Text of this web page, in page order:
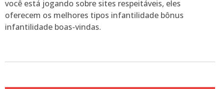
você está jogando sobre sites respeitáveis, eles
oferecem os melhores tipos infantilidade bônus
infantilidade boas-vindas.